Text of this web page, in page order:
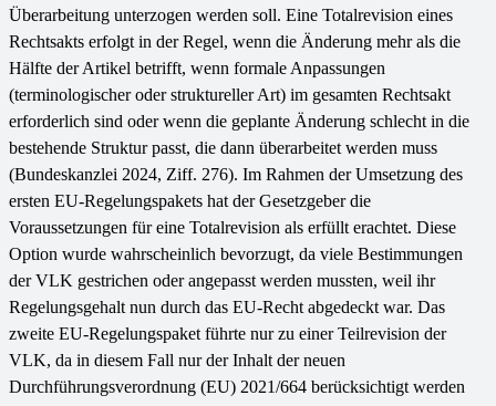
Überarbeitung unterzogen werden soll. Eine Totalrevision eines
Rechtsakts erfolgt in der Regel, wenn die Änderung mehr als die
Hälfte der Artikel betrifft, wenn formale Anpassungen
(terminologischer oder struktureller Art) im gesamten Rechtsakt
erforderlich sind oder wenn die geplante Änderung schlecht in die
bestehende Struktur passt, die dann überarbeitet werden muss
(Bundeskanzlei 2024, Ziff. 276). Im Rahmen der Umsetzung des
ersten EU-Regelungspakets hat der Gesetzgeber die
Voraussetzungen für eine Totalrevision als erfüllt erachtet. Diese
Option wurde wahrscheinlich bevorzugt, da viele Bestimmungen
der VLK gestrichen oder angepasst werden mussten, weil ihr
Regelungsgehalt nun durch das EU-Recht abgedeckt war. Das
zweite EU-Regelungspaket führte nur zu einer Teilrevision der
VLK, da in diesem Fall nur der Inhalt der neuen
Durchführungsverordnung (EU) 2021/664 berücksichtigt werden